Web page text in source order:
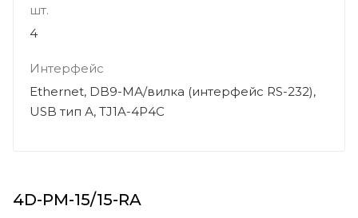
4D-PM-15/15-RA
шт.
4
Интерфейс
Ethernet, DB9-MА/вилка (интерфейс RS-232),
USB тип А, TJ1A-4P4C